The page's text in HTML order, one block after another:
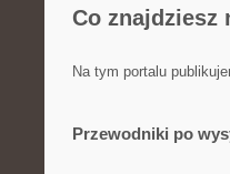
Co znajdziesz
Na tym portalu
Przewodniki po